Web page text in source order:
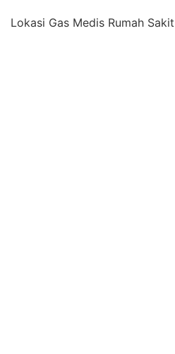
Lokasi Gas Medis Rumah